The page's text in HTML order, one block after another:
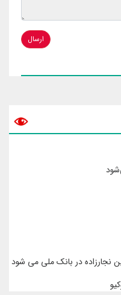
ارسال
نجارزاده در بانک ملی می شود